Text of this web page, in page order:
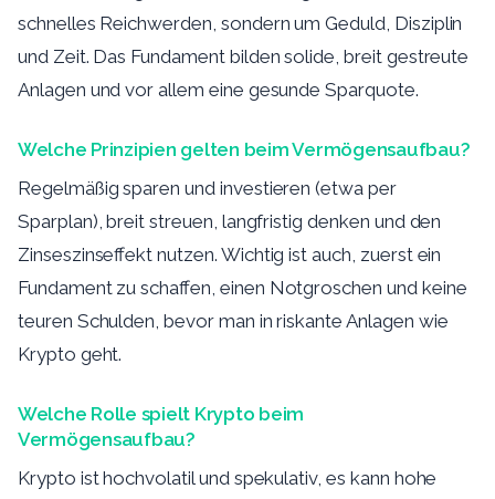
schnelles Reichwerden, sondern um Geduld, Disziplin
und Zeit. Das Fundament bilden solide, breit gestreute
Anlagen und vor allem eine gesunde Sparquote.
Welche Prinzipien gelten beim Vermögensaufbau?
Regelmäßig sparen und investieren (etwa per
Sparplan), breit streuen, langfristig denken und den
Zinseszinseffekt nutzen. Wichtig ist auch, zuerst ein
Fundament zu schaffen, einen Notgroschen und keine
teuren Schulden, bevor man in riskante Anlagen wie
Krypto geht.
Welche Rolle spielt Krypto beim
Vermögensaufbau?
Krypto ist hochvolatil und spekulativ, es kann hohe